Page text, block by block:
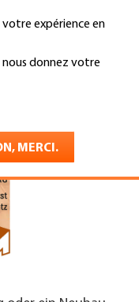
votre expérience en
nous donnez votre
MERCI.
Recherche